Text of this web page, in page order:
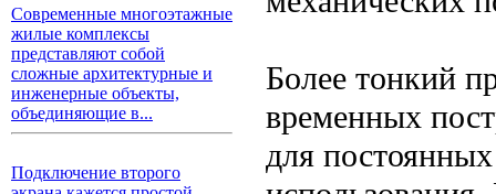
Современные многоэтажные
жилые комплексы
представляют собой
сложные архитектурные и
инженерные объекты,
объединяющие в...
Подключение второго
Более тонкий
временных
для